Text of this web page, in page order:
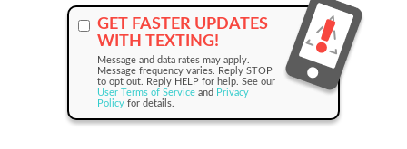
GET FASTER UPDATES
WITH TEXTING!
Message and data rates may apply.
Message frequency varies. Reply STOP
to opt out. Reply HELP for help. See our
User Terms of Service and Privacy
Policy for details.